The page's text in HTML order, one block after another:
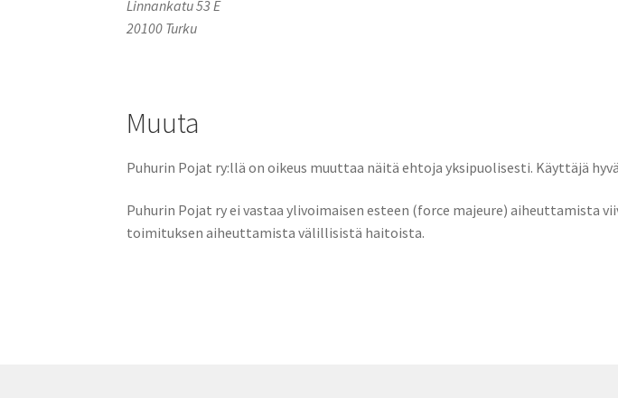
Linnankatu 53 E
20100 Turku
Muuta
Puhurin Pojat ry:llä on oikeus muuttaa näitä ehtoja yksipuolisesti. Käyttäjä
Puhurin Pojat ry ei vastaa ylivoimaisen esteen (force majeure) aiheuttamista
toimituksen aiheuttamista välillisistä haitoista.